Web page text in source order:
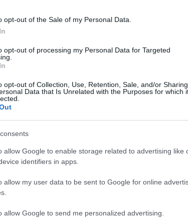
opt-out of the Sale of my Personal Data.
opt-out of processing my Personal Data for Targeted
opt-out of Collection, Use, Retention, Sale, and/or Sharing
Data that Is Unrelated with the Purposes for which
allow Google to enable storage related to advertising like
identifiers in apps.
allow my user data to be sent to Google for online
allow Google to send me personalized advertising.
BE SZLOVÁKIA
lehet majd a határon
VEZET BE SCHENGENI HATÁRAIN
DROGCSEMPÉSZBANDÁT
és magyar rendőrök.
A LEGNAGYOBB SZLOVÁKIAI